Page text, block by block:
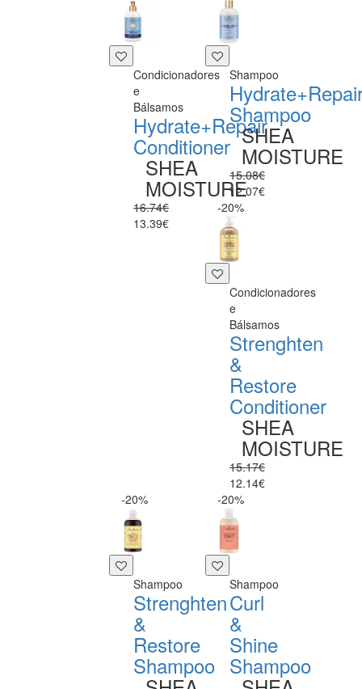
Condicionadores
e
Bálsamos
Hydrate+Repair
Conditioner
SHEA
MOISTURE
16.74€
13.39€
Shampoo
Shampoo
SHEA
MOISTURE
15.08€
12.07€
-20%
Condicionadores
e
Bálsamos
Strenghten
&
Restore
Conditioner
SHEA
MOISTURE
15.17€
12.14€
-20%
Shampoo
Strenghten
&
Restore
Shampoo
-20%
Shampoo
Curl
&
Shine
Shampoo